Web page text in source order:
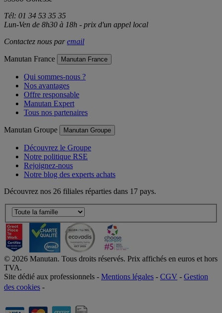
Tél: 01 34 53 35 35
Lun-Ven de 8h30 à 18h - prix d'un appel local
Contactez nous paremail
Manutan France Manutan France
Qui sommes-nous ?
Nos avantages
Offre responsable
Manutan Expert
Tous nos partenaires
Manutan Groupe Manutan Groupe
Découvrez le Groupe
Notre politique RSE
Rejoignez-nous
Notre blog des experts achats
Découvrez nos 26 filiales réparties dans 17 pays.
© 2026 Manutan. Tous droits réservés. Prix affichés en euros et hors
TVA.
Site dédié aux professionnels - Mentions légales - CGV - Gestion
des cookies -